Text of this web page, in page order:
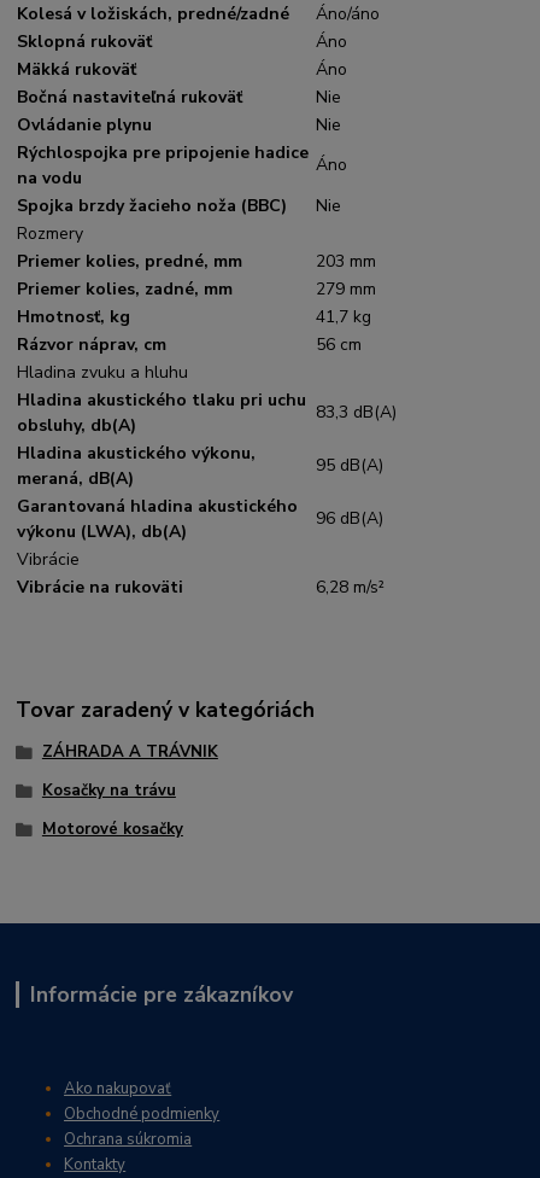
Kolesá v ložiskách, predné/zadné
Áno/áno
Sklopná rukoväť
Áno
Mäkká rukoväť
Áno
Bočná nastaviteľná rukoväť
Nie
Ovládanie plynu
Nie
Rýchlospojka pre pripojenie hadice
na vodu
Áno
Spojka brzdy žacieho noža (BBC)
Nie
Rozmery
Priemer kolies, predné, mm
203 mm
Priemer kolies, zadné, mm
279 mm
Hmotnosť, kg
41,7 kg
Rázvor náprav, cm
56 cm
Hladina zvuku a hluhu
Hladina akustického tlaku pri uchu
obsluhy, db(A)
83,3 dB(A)
Hladina akustického výkonu,
meraná, dB(A)
95 dB(A)
Garantovaná hladina akustického
výkonu (LWA), db(A)
96 dB(A)
Vibrácie
Vibrácie na rukoväti
6,28 m/s²
Tovar zaradený v kategóriách
ZÁHRADA A TRÁVNIK
Kosačky na trávu
Motorové kosačky
Informácie pre zákazníkov
Ako nakupovať
Obchodné podmienky
Ochrana súkromia
Kontakty